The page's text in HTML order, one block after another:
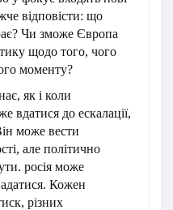
відповісти: що
Чи зможе Європа
щодо того, чого
моменту?
як і коли
вдатися до ескалації,
може вести
але політично
росія може
Кожен
різних